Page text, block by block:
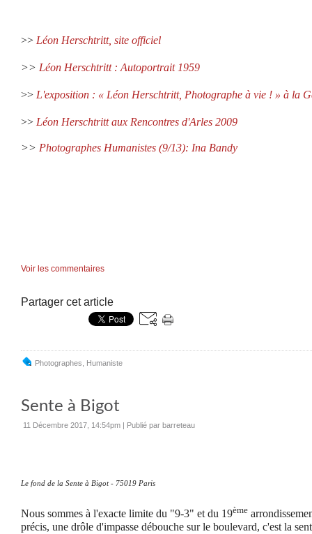
>> Léon Herschtritt, site officiel
>> Léon Herschtritt : Autoportrait 1959
>> L'exposition : « Léon Herschtritt, Photographe à vie ! » à la
>> Léon Herschtritt aux Rencontres d'Arles 2009
>> Photographes Humanistes (9/13): Ina Bandy
Voir les commentaires
Partager cet article
Photographes Humaniste
Sente à Bigot
11 Décembre 2017, 14:54pm | Publié par barreteau
Le fond de la Sente à Bigot - 75019 Paris
Nous sommes à l'exacte limite du "9-3" et du 19ème
précis, une drôle d'impasse débouche sur le boulevard, c'est la